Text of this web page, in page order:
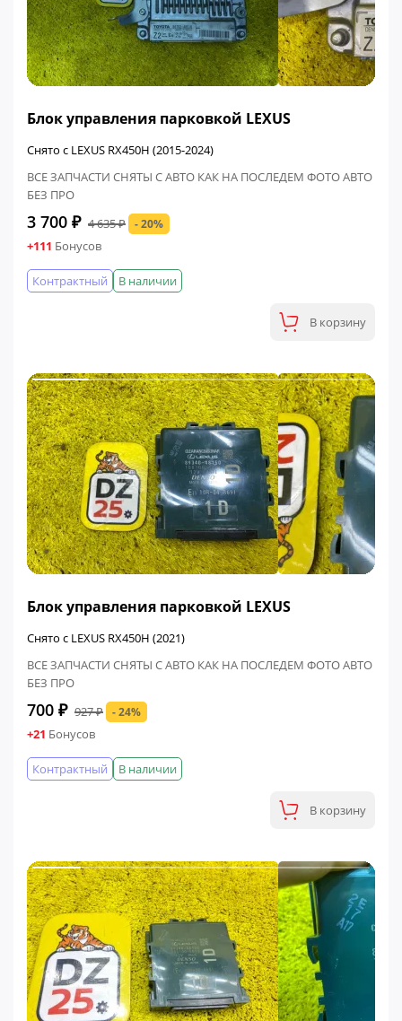
Блок управления парковкой LEXUS
Снято с LEXUS RX450H (2015-2024)
ВСЕ ЗАПЧАСТИ СНЯТЫ С АВТО КАК НА ПОСЛЕДЕМ ФОТО АВТО
БЕЗ ПРО
3 700 ₽ 4 635 ₽ - 20%
+111 Бонусов
В наличии
Контрактный
В корзину
Блок управления парковкой LEXUS
Снято с LEXUS RX450H (2021)
ВСЕ ЗАПЧАСТИ СНЯТЫ С АВТО КАК НА ПОСЛЕДЕМ ФОТО АВТО
БЕЗ ПРО
700 ₽ 927 ₽ - 24%
+21 Бонусов
В наличии
Контрактный
В корзину